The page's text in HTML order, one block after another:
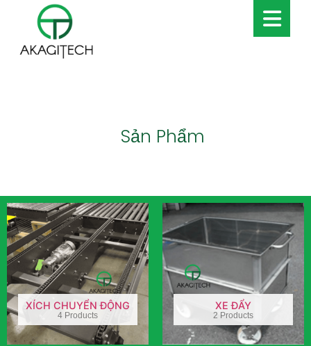
Sản Phẩm
XÍCH CHUYỂN ĐỘNG
4 Products
XE ĐẨY
2 Products